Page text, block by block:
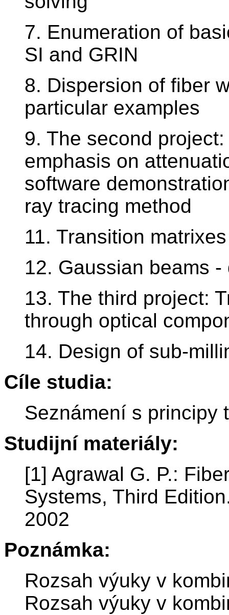
7. Enumeration of
SI and GRIN
8. Dispersion of fiber
particular examples
9. The second
emphasis on
software
ray tracing method
11. Transition
12. Gaussian beams
13. The third project:
through optical
14. Design of sub-
Cíle studia:
Seznámení s principy
Studijní materiály:
[1] Agrawal G. P.:
Systems, Third
2002
Poznámka:
Rozsah výuky v
Rozsah výuky v